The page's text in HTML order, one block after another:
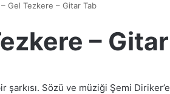
Gel Tezkere – Gitar Tab
–
Sözü ve müziği Şemi